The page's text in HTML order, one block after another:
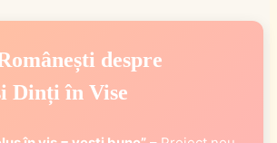
despre
Dinți în Vise